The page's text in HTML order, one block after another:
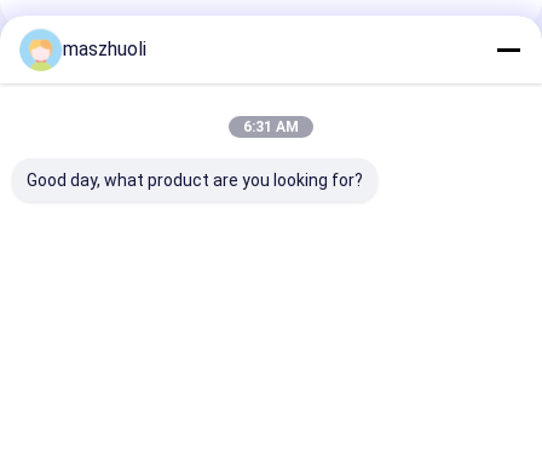
추천된 제품
maszhuoli
6:31 AM
Good day, what product are you looking for?